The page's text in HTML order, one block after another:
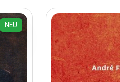
NEU